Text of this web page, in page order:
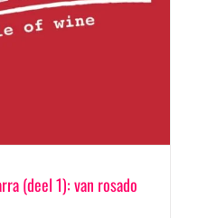
(deel 1): van rosado